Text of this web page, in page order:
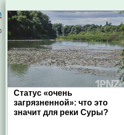
Статус «очень
загрязненной»: что это
значит для реки Суры?